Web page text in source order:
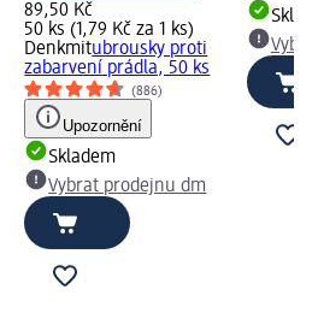
89,50 Kč
50 ks (1,79 Kč za 1 ks)
Denkmitubrousky proti
zabarvení prádla, 50 ks
(886)
Upozornění
Skladem
Vybrat prodejnu dm